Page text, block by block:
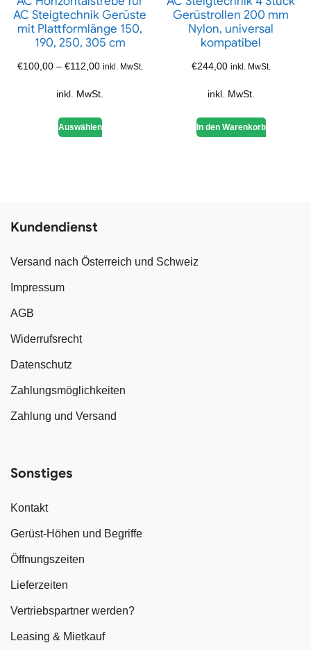
AC Steigtechnik Gerüste
mit Plattformlänge 150,
190, 250, 305 cm
€100,00– €112,00 inkl. MwSt.
inkl. MwSt.
Auswählen
Gerüstrollen 200 mm
Nylon, universal
kompatibel
€244,00 inkl. MwSt.
inkl. MwSt.
In den Warenkorb
Kundendienst
Versand nach Österreich und Schweiz
Impressum
AGB
Widerrufsrecht
Datenschutz
Zahlungsmöglichkeiten
Zahlung und Versand
Sonstiges
Kontakt
Gerüst-Höhen und Begriffe
Öffnungszeiten
Lieferzeiten
Vertriebspartner werden?
Leasing & Mietkauf